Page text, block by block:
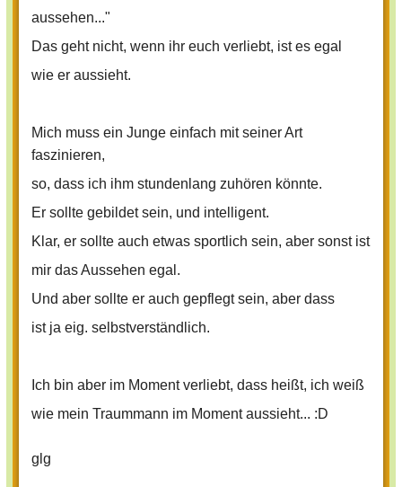
aussehen..."
Das geht nicht, wenn ihr euch verliebt, ist es egal
wie er aussieht.
Mich muss ein Junge einfach mit seiner Art
faszinieren,
so, dass ich ihm stundenlang zuhören könnte.
Er sollte gebildet sein, und intelligent.
Klar, er sollte auch etwas sportlich sein, aber sonst ist
mir das Aussehen egal.
Und aber sollte er auch gepflegt sein, aber dass
ist ja eig. selbstverständlich.
Ich bin aber im Moment verliebt, dass heißt, ich weiß
wie mein Traummann im Moment aussieht... :D
glg